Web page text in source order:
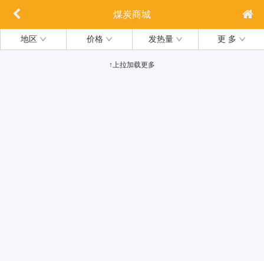
煤炭商城
地区 价格 发热量 更 多
↑上拉加载更多